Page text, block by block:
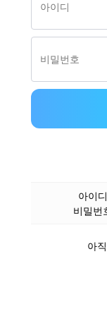
아이
비밀번
아